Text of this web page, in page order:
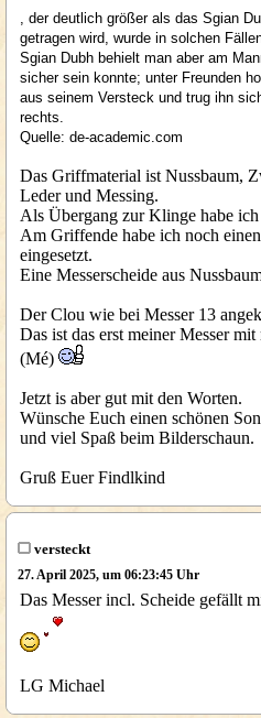
, der deutlich größer als das Sgian
getragen wird, wurde in solchen
Sgian Dubh behielt man aber am
sicher sein konnte; unter Freunden
aus seinem Versteck und trug ihn
rechts.
Quelle: de-academic.com
Das Griffmaterial ist Nussbaum,
Leder und Messing.
Als Übergang zur Klinge habe
Am Griffende habe ich noch
eingesetzt.
Eine Messerscheide aus
Der Clou wie bei Messer 13
Das ist das erst meiner Messer
(Mé)
Jetzt is aber gut mit den Worten.
Wünsche Euch einen schönen
und viel Spaß beim Bilderschaun.
Gruß Euer Findlkind
versteckt
27. April 2025, um 06:23:45 Uhr
Das Messer incl. Scheide gefällt
LG Michael